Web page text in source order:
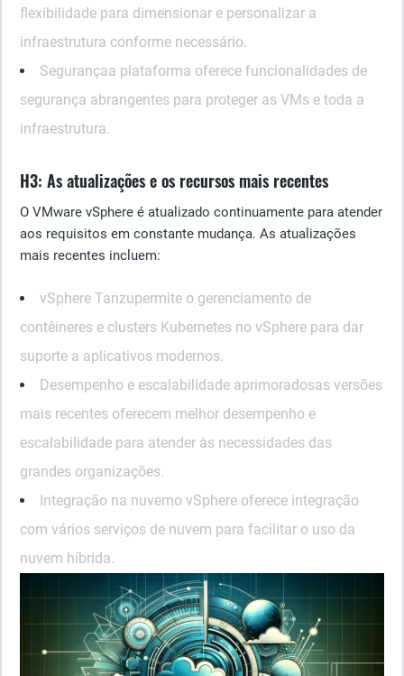
flexibilidade para dimensionar e personalizar a
infraestrutura conforme necessário.
Segurançaa plataforma oferece funcionalidades de
segurança abrangentes para proteger as VMs e toda a
infraestrutura.
H3: As atualizações e os recursos mais recentes
O VMware vSphere é atualizado continuamente para atender
aos requisitos em constante mudança. As atualizações
mais recentes incluem:
vSphere Tanzupermite o gerenciamento de
contêineres e clusters Kubernetes no vSphere para dar
suporte a aplicativos modernos.
Desempenho e escalabilidade aprimoradosas versões
mais recentes oferecem melhor desempenho e
escalabilidade para atender às necessidades das
grandes organizações.
Integração na nuvemo vSphere oferece integração
com vários serviços de nuvem para facilitar o uso da
nuvem híbrida.